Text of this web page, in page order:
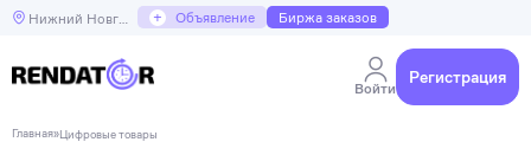
Нижний Новгород + Объявление Биржа заказов
Войти
Регистрация
Главная»Цифровые товары